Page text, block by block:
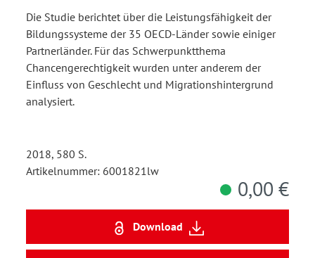
Die Studie berichtet über die Leistungsfähigkeit der
Bildungssysteme der 35 OECD-Länder sowie einiger
Partnerländer. Für das Schwerpunktthema
Chancengerechtigkeit wurden unter anderem der
Einfluss von Geschlecht und Migrationshintergrund
analysiert.
2018, 580 S.
Artikelnummer: 6001821lw
0,00 €
Download